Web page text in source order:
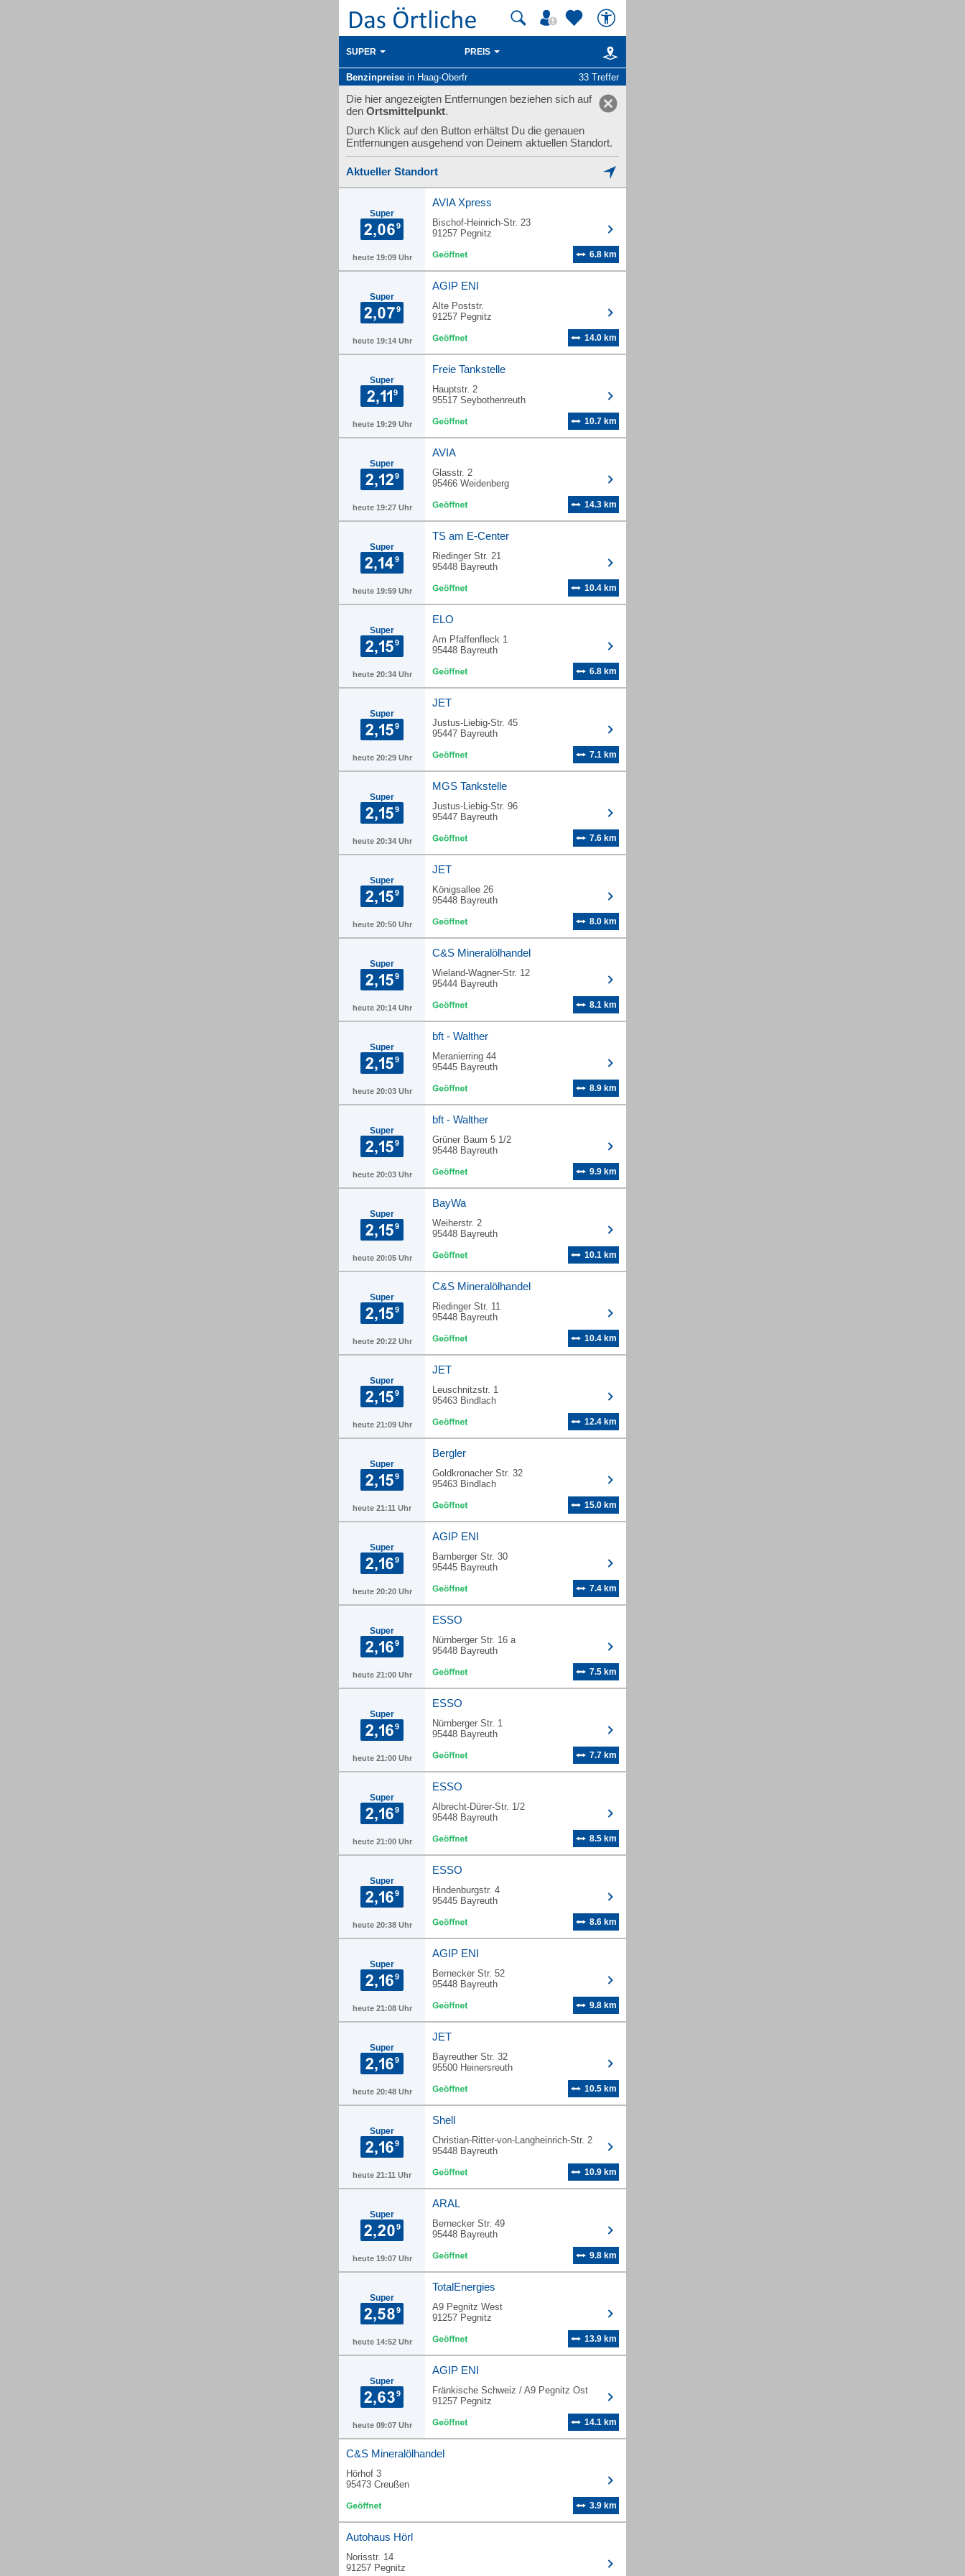
SUPER PREIS
Benzinpreise in Haag-Oberfr 33 Treffer
Die hier angezeigten Entfernungen beziehen sich auf
den Ortsmittelpunkt.
Durch Klick auf den Button erhältst Du die genauen
Entfernungen ausgehend von Deinem aktuellen Standort.
Aktueller Standort
Super
heute 19:09 Uhr
AVIA Xpress
Bischof-Heinrich-Str. 23
91257 Pegnitz
6.8 km
Super
heute 19:14 Uhr
AGIP ENI
Alte Poststr.
91257 Pegnitz
14.0 km
Super
heute 19:29 Uhr
Freie Tankstelle
Hauptstr. 2
95517 Seybothenreuth
10.7 km
Super
heute 19:27 Uhr
AVIA
Glasstr. 2
95466 Weidenberg
14.3 km
Super
heute 19:59 Uhr
TS am E-Center
Riedinger Str. 21
95448 Bayreuth
10.4 km
Super
heute 20:34 Uhr
ELO
Am Pfaffenfleck 1
95448 Bayreuth
6.8 km
Super
heute 20:29 Uhr
JET
Justus-Liebig-Str. 45
95447 Bayreuth
7.1 km
Super
heute 20:34 Uhr
MGS Tankstelle
Justus-Liebig-Str. 96
95447 Bayreuth
7.6 km
Super
heute 20:50 Uhr
JET
Königsallee 26
95448 Bayreuth
8.0 km
Super
heute 20:14 Uhr
C&S Mineralölhandel
Wieland-Wagner-Str. 12
95444 Bayreuth
8.1 km
Super
heute 20:03 Uhr
bft - Walther
Meranierring 44
95445 Bayreuth
8.9 km
Super
heute 20:03 Uhr
bft - Walther
Grüner Baum 5 1/2
95448 Bayreuth
9.9 km
Super
heute 20:05 Uhr
BayWa
Weiherstr. 2
95448 Bayreuth
10.1 km
Super
heute 20:22 Uhr
C&S Mineralölhandel
Riedinger Str. 11
95448 Bayreuth
10.4 km
Super
heute 21:09 Uhr
JET
Leuschnitzstr. 1
95463 Bindlach
12.4 km
Super
heute 21:11 Uhr
Bergler
Goldkronacher Str. 32
95463 Bindlach
15.0 km
Super
heute 20:20 Uhr
AGIP ENI
Bamberger Str. 30
95445 Bayreuth
7.4 km
Super
heute 21:00 Uhr
ESSO
Nürnberger Str. 16 a
95448 Bayreuth
7.5 km
Super
heute 21:00 Uhr
ESSO
Nürnberger Str. 1
95448 Bayreuth
7.7 km
Super
heute 21:00 Uhr
ESSO
Albrecht-Dürer-Str. 1/2
95448 Bayreuth
8.5 km
Super
heute 20:38 Uhr
ESSO
Hindenburgstr. 4
95445 Bayreuth
8.6 km
Super
heute 21:08 Uhr
AGIP ENI
Bernecker Str. 52
95448 Bayreuth
9.8 km
Super
heute 20:48 Uhr
JET
Bayreuther Str. 32
95500 Heinersreuth
10.5 km
Super
heute 21:11 Uhr
Shell
Christian-Ritter-von-Langheinrich-Str. 2
95448 Bayreuth
10.9 km
Super
heute 19:07 Uhr
ARAL
Bernecker Str. 49
95448 Bayreuth
9.8 km
Super
heute 14:52 Uhr
TotalEnergies
A9 Pegnitz West
91257 Pegnitz
13.9 km
Super
heute 09:07 Uhr
AGIP ENI
Fränkische Schweiz / A9 Pegnitz Ost
91257 Pegnitz
14.1 km
C&S Mineralölhandel
Hörhof 3
95473 Creußen
3.9 km
Autohaus Hörl
Norisstr. 14
91257 Pegnitz